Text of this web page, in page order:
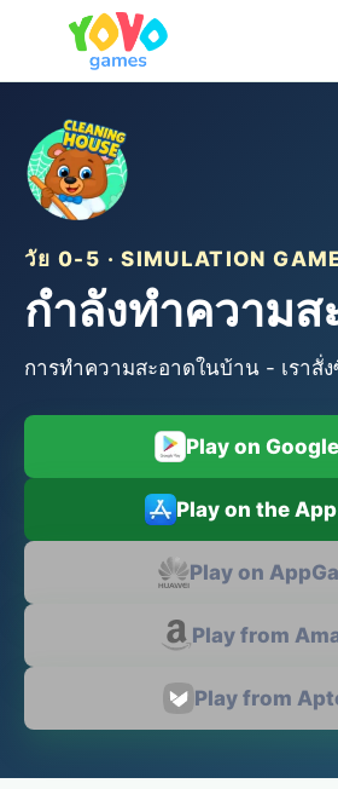
วัย 0-5 · SIMULATION
กำลังทำความ
การทำความสะอาดในบ้าน - เราสั่
Play on
Play on the
Play on
Play from
Play from